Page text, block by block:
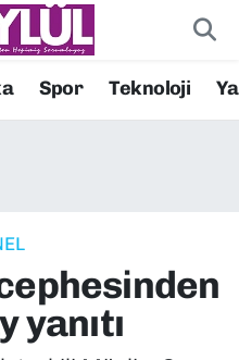
Spor Teknoloji
ve Fikstür